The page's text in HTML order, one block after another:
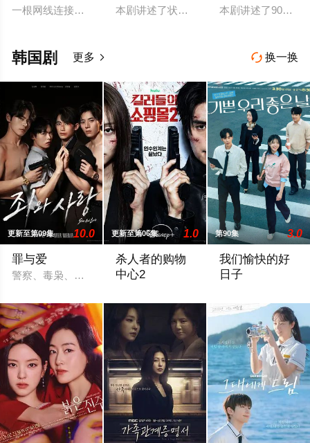
一根网线连接了中国鹿鸣村和英国牛津，麦香通过视频向米良
本剧讲述了状元实业家张謇创办大生企业
本剧讲述了90年代
 换一换
韩国剧 更多 
更新至第09集 10.0
罪与爱
警察、毒枭、卧底特工和间谍——权力体系的各个层面都在崩溃
更新至第06集 1.0
杀人者的购物
中心2
第90集 3.0
我们愉快的好
日子